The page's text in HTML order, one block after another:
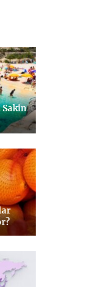
Sakin